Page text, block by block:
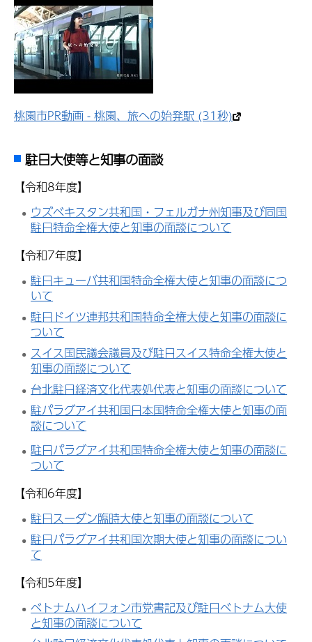
桃園市PR動画 - 桃園、旅への始発駅 (31秒)
駐日大使等と知事の面談
【令和8年度】
ウズベキスタン共和国・フェルガナ州知事及び同国
駐日特命全権大使と知事の面談について
【令和7年度】
駐日キューバ共和国特命全権大使と知事の面談につ
いて
駐日ドイツ連邦共和国特命全権大使と知事の面談に
ついて
スイス国民議会議員及び駐日スイス特命全権大使と
知事の面談について
台北駐日経済文化代表処代表と知事の面談について
駐パラグアイ共和国日本国特命全権大使と知事の面
談について
駐日パラグアイ共和国特命全権大使と知事の面談に
ついて
【令和6年度】
駐日スーダン臨時大使と知事の面談について
駐日パラグアイ共和国次期大使と知事の面談につい
て
【令和5年度】
ベトナムハイフォン市党書記及び駐日ベトナム大使
と知事の面談について